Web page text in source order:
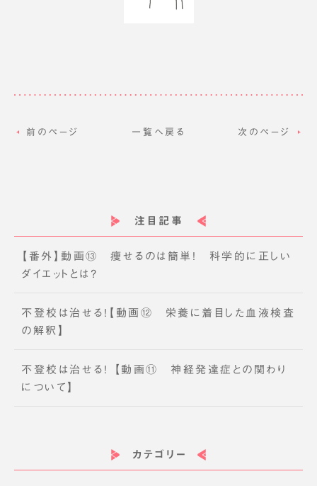
前のページ 一覧へ戻る 次のページ
注目記事
【番外】動画⑬ 痩せるのは簡単! 科学的に正しい
ダイエットとは?
不登校は治せる!【動画⑫ 栄養に着目した血液検査
の解釈】
不登校は治せる! 【動画⑪ 神経発達症との関わり
について】
カテゴリー